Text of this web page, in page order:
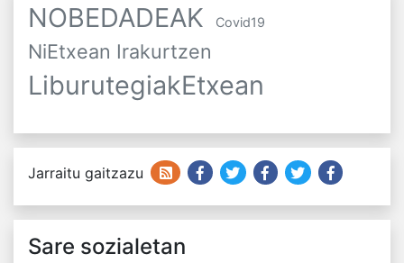
NOBEDADEAK Covid19
NiEtxean Irakurtzen
LiburutegiakEtxean
Jarraitu gaitzazu
Sare sozialetan